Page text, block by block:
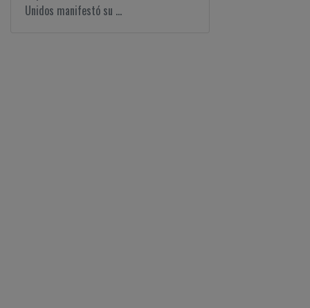
Unidos manifestó su ...